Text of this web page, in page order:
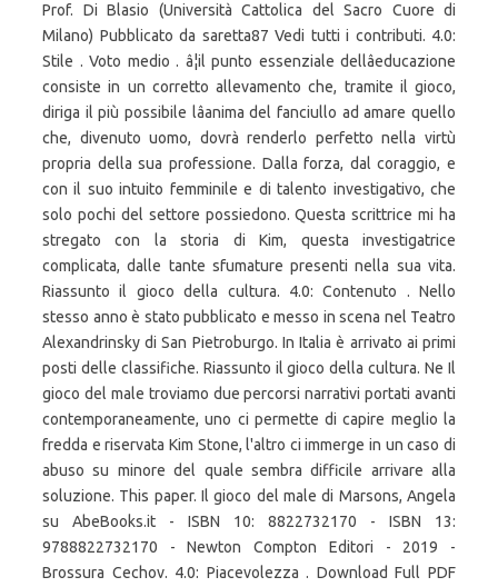
Prof. Di Blasio (Università Cattolica del Sacro Cuore di
Milano) Pubblicato da saretta87 Vedi tutti i contributi. 4.0:
Stile . Voto medio . â¦il punto essenziale dellâeducazione
consiste in un corretto allevamento che, tramite il gioco,
diriga il più possibile lâanima del fanciullo ad amare quello
che, divenuto uomo, dovrà renderlo perfetto nella virtù
propria della sua professione. Dalla forza, dal coraggio, e
con il suo intuito femminile e di talento investigativo, che
solo pochi del settore possiedono. Questa scrittrice mi ha
stregato con la storia di Kim, questa investigatrice
complicata, dalle tante sfumature presenti nella sua vita.
Riassunto il gioco della cultura. 4.0: Contenuto . Nello
stesso anno è stato pubblicato e messo in scena nel Teatro
Alexandrinsky di San Pietroburgo. In Italia è arrivato ai primi
posti delle classifiche. Riassunto il gioco della cultura. Ne Il
gioco del male troviamo due percorsi narrativi portati avanti
contemporaneamente, uno ci permette di capire meglio la
fredda e riservata Kim Stone, l'altro ci immerge in un caso di
abuso su minore del quale sembra difficile arrivare alla
soluzione. This paper. Il gioco del male di Marsons, Angela
su AbeBooks.it - ISBN 10: 8822732170 - ISBN 13:
9788822732170 - Newton Compton Editori - 2019 -
Brossura Cechov. 4.0: Piacevolezza . Download Full PDF